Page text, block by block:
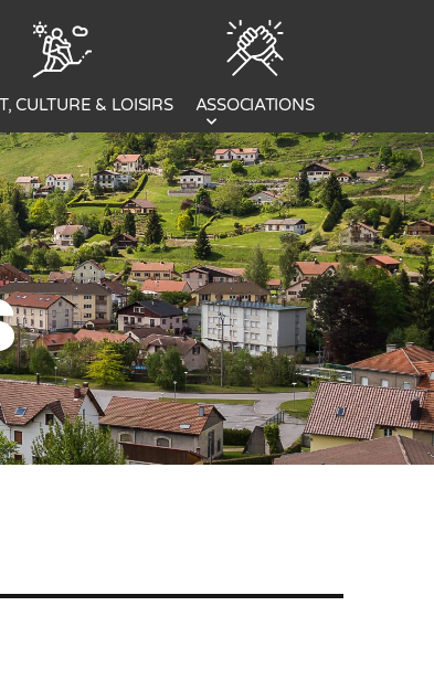
CULTURE & LOISIRS ASSOCIATIONS